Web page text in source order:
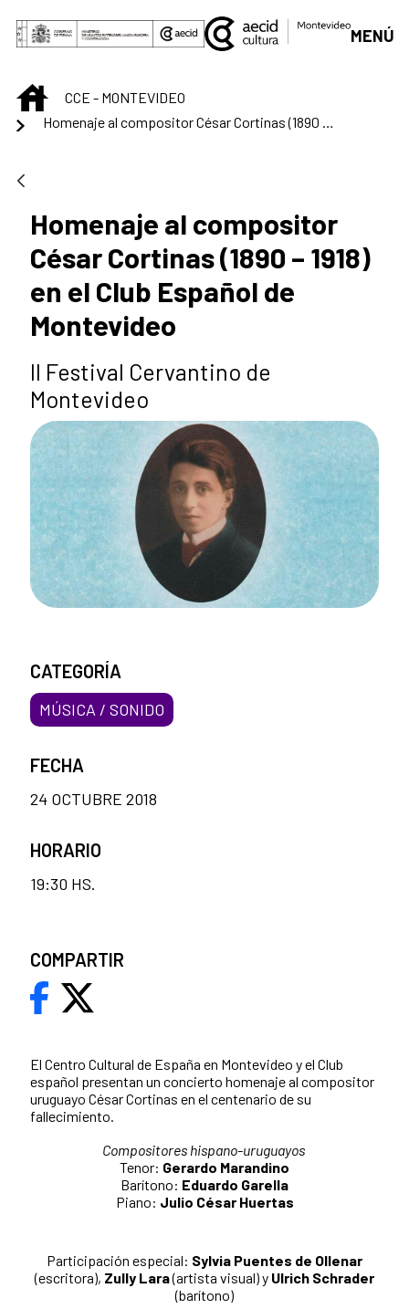
Saltar al contenido principal
MENÚ
INICIOCCE - MONTEVIDEO
Homenaje al compositor César Cortinas (1890 – 1918) en el Club Español de Montevideo
Homenaje al compositor
César Cortinas (1890 – 1918)
en el Club Español de
Montevideo
II Festival Cervantino de
Montevideo
El Centro Cultural de España en Montevideo y el Club
español presentan un concierto homenaje al compositor
uruguayo César Cortinas en el centenario de su
fallecimiento.
Compositores hispano-uruguayos
Tenor: Gerardo Marandino
Barítono: Eduardo Garella
Piano: Julio César Huertas
Participación especial: Sylvia Puentes de Ollenar
(escritora), Zully Lara(artista visual) y Ulrich Schrader
(barítono)
CATEGORÍA
MÚSICA / SONIDO
FECHA
24 OCTUBRE 2018
HORARIO
19:30 HS.
COMPARTIR